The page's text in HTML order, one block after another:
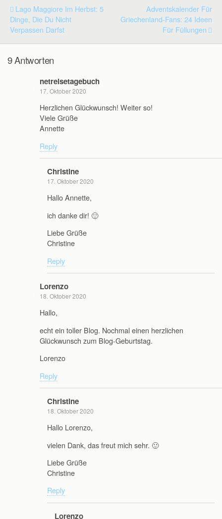
Lago Maggiore Im Herbst: 5
Dinge, Die Du Nicht
Verpassen Darfst
Adventskalender Für
Griechenland-Fans: 24 Ideen
Für Füllungen
9 Antworten
netreisetagebuch
17. Oktober 2020
Herzlichen Glückwunsch! Weiter so!
Viele Grüße
Annette
Reply
Christine
17. Oktober 2020
Hallo Annette,
ich danke dir! 🙂
Liebe Grüße
Christine
Reply
Lorenzo
18. Oktober 2020
Hallo,
echt ein toller Blog. Nochmal einen herzlichen
Glückwunsch zum Blog-Geburtstag.
Lorenzo
Reply
Christine
18. Oktober 2020
Hallo Lorenzo,
vielen Dank, das freut mich sehr. 🙂
Liebe Grüße
Christine
Reply
Lorenzo